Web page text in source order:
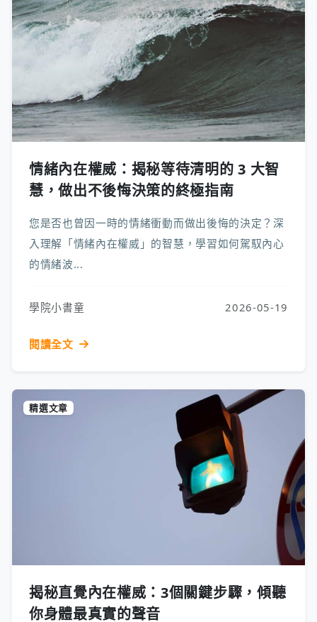
情緒內在權威：揭秘等待清明的 3 大智
慧，做出不後悔決策的終極指南
您是否也曾因一時的情緒衝動而做出後悔的決定？深
入理解「情緒內在權威」的智慧，學習如何駕馭內心
的情緒波...
學院小書童 2026-05-19
閱讀全文
精選文章
揭秘直覺內在權威：3個關鍵步驟，傾聽
你身體最真實的聲音